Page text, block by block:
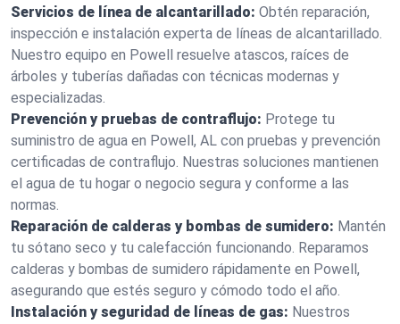
Servicios de línea de alcantarillado: Obtén reparación,
inspección e instalación experta de líneas de alcantarillado.
Nuestro equipo en Powell resuelve atascos, raíces de
árboles y tuberías dañadas con técnicas modernas y
especializadas.
Prevención y pruebas de contraflujo: Protege tu
suministro de agua en Powell, AL con pruebas y prevención
certificadas de contraflujo. Nuestras soluciones mantienen
el agua de tu hogar o negocio segura y conforme a las
normas.
Reparación de calderas y bombas de sumidero: Mantén
tu sótano seco y tu calefacción funcionando. Reparamos
calderas y bombas de sumidero rápidamente en Powell,
asegurando que estés seguro y cómodo todo el año.
Instalación y seguridad de líneas de gas: Nuestros